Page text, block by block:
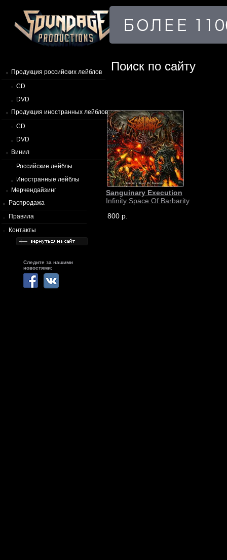
Продукция российских лейблов
CD
DVD
Продукция иностранных лейблов
CD
DVD
Винил
Российские лейблы
Иностранные лейблы
Мерчендайзинг
Распродажа
Правила
Контакты
Следите за нашими
новостями:
Поиск по сайту
Sanguinary Execution
Infinity Space Of Barbarity
800 р.